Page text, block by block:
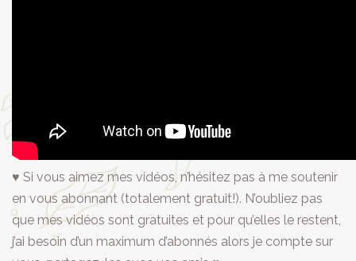
♥ Si vous aimez mes vidéos, n’hésitez pas à me soutenir
en vous abonnant (totalement gratuit!). N’oubliez pas
que mes vidéos sont gratuites et pour qu’elles le restent,
j’ai besoin d’un maximum d’abonnés alors je compte sur